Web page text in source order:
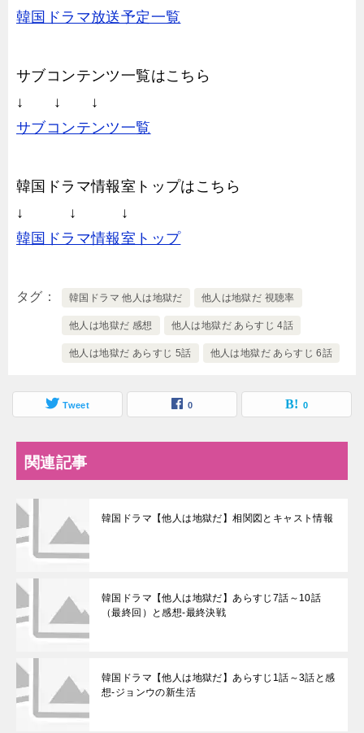
韓国ドラマ放送予定一覧
サブコンテンツ一覧はこちら
↓ ↓ ↓
サブコンテンツ一覧
韓国ドラマ情報室トップはこちら
↓ ↓ ↓
韓国ドラマ情報室トップ
タグ 韓国ドラマ 他人は地獄だ 他人は地獄だ 視聴率
他人は地獄だ 感想 他人は地獄だ あらすじ 4話
他人は地獄だ あらすじ 5話 他人は地獄だ あらすじ 6話
Tweet 0 0
関連記事
韓国ドラマ【他人は地獄だ】相関図とキャスト情報
韓国ドラマ【他人は地獄だ】あらすじ7話～10話
（最終回）と感想-最終決戦
韓国ドラマ【他人は地獄だ】あらすじ1話～3話と感
想-ジョンウの新生活